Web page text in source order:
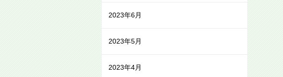
2023年6月
2023年5月
2023年4月